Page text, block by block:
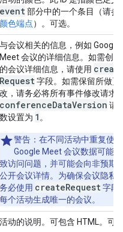
event部分中的一个条目（请参
颜色端点）。可选。
与会议相关的信息，例如 Google
Meet 会议的详细信息。如需创
的会议详细信息，请使用
Request字段。如需保留所做更
改，请务必将所有事件修改请求
conferenceDataVersion 请
数设置为 1 。
警告 ：在不同活动中重复使用
Google Meet 会议数据可能
致访问问题，并可能会向非预期
公开会议详情。为确保会议隐私
务必使用 createRequest字段
每个活动生成唯一的会议。
活动的说明。可包含 HTML。可